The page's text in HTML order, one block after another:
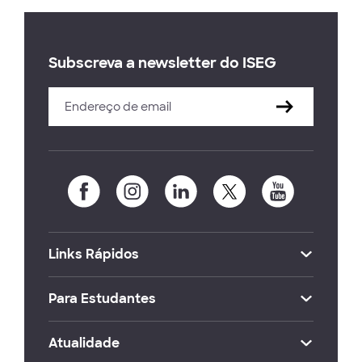
Subscreva a newsletter do ISEG
Links Rápidos
Para Estudantes
Atualidade